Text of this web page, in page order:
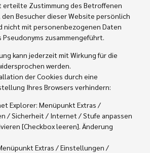
erteilte Zustimmung des Betroffenen
Besucher dieser Website persönlich
nicht mit personenbezogenen Daten
Pseudonyms zusammengeführt.
kann jederzeit mit Wirkung für die
werden.
der Cookies durch eine
Ihres Browsers verhindern:
Explorer: Menüpunkt Extras /
/ Sicherheit / Internet / Stufe anpassen
[Checkbox leeren]. Änderung
Extras / Einstellungen /